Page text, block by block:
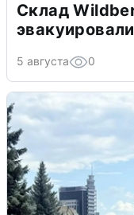
Склад
5 августа 0